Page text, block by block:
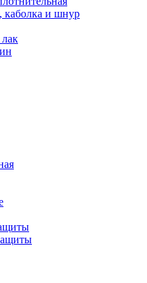
каболка и шнур